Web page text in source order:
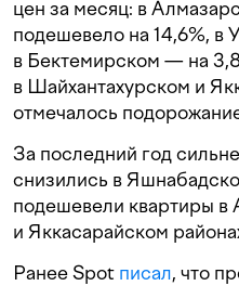
цен за месяц: в
подешевело на 14,6%, в
в Бектемирском — на
в Шайхантахурском и
отмечалось
За последний год
снизились в
подешевели квартиры в
и Яккасарайском
Ранее Spot писал, что